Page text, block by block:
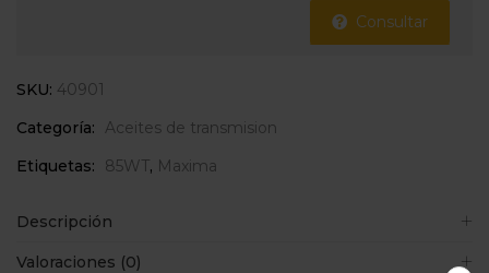
Consultar
SKU: 40901
Categoría:
Aceites de transmision
Etiquetas:
85WT, Maxima
Descripción
Valoraciones (0)